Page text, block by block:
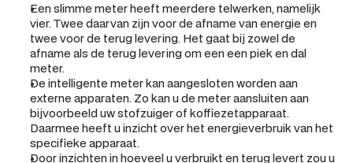
Een slimme meter heeft meerdere telwerken, namelijk
vier. Twee daarvan zijn voor de afname van energie en
twee voor de terug levering. Het gaat bij zowel de
afname als de terug levering om een een piek en dal
meter.
De intelligente meter kan aangesloten worden aan
externe apparaten. Zo kan u de meter aansluiten aan
bijvoorbeeld uw stofzuiger of koffiezetapparaat.
Daarmee heeft u inzicht over het energieverbruik van het
specifieke apparaat.
Door inzichten in hoeveel u verbruikt en terug levert zou u